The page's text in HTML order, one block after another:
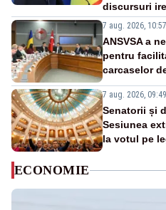
discursuri
7 aug. 2026, 10:57
ANSVSA a
pentru
carcaselor
7 aug. 2026, 09:49
Senatorii și
Sesiunea
la votul pe
ECONOMIE